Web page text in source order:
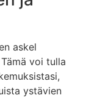
askel
voi tulla
ystävien